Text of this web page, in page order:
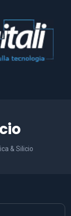
& Silicio